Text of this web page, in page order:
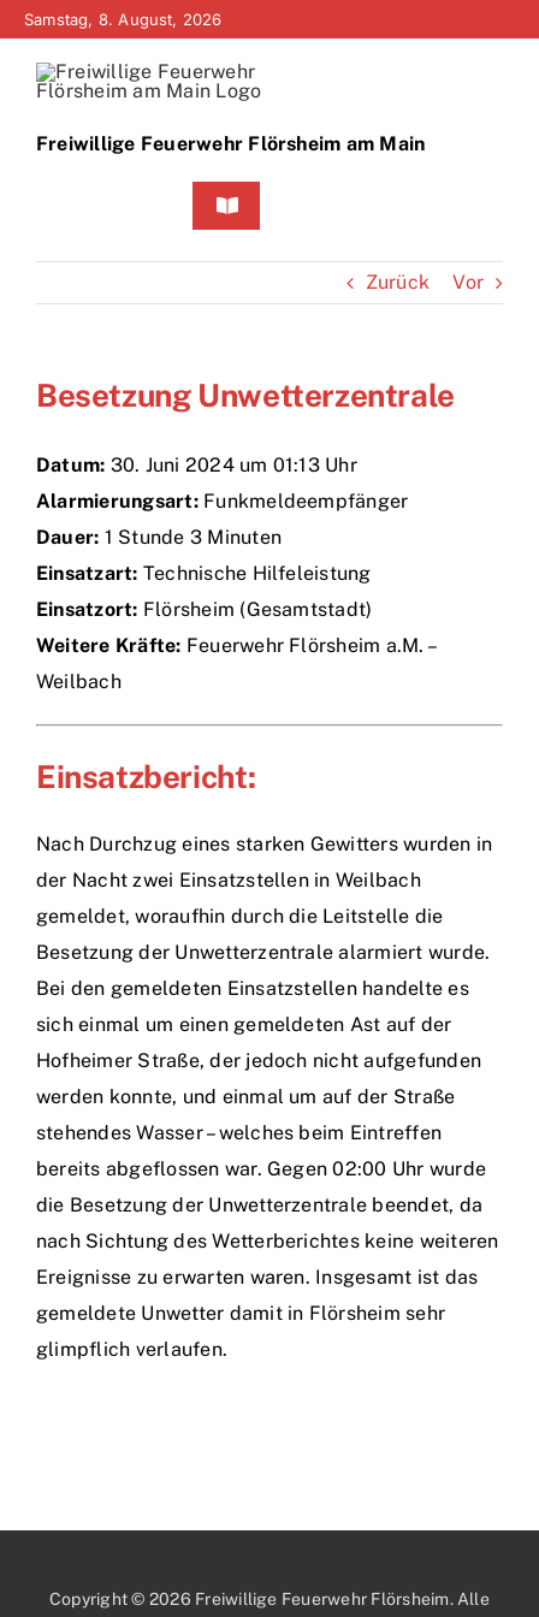
Zum
springen
Samstag, 8. August, 2026
Freiwillige Feuerwehr Flörsheim am Main
Toggle
Home
Bürgerinfo
Über uns
Technik
Zurück Vor
Besetzung Unwetterzentrale
Datum: 30. Juni 2024 um 01:13 Uhr
Alarmierungsart:Funkmeldeempfänger
Dauer: 1 Stunde 3 Minuten
Einsatzart: Technische Hilfeleistung
Einsatzort: Flörsheim (Gesamtstadt)
Weitere Kräfte: Feuerwehr Flörsheim a.M. –
Weilbach
Einsatzbericht:
Nach Durchzug eines starken Gewitters wurden in
der Nacht zwei Einsatzstellen in Weilbach
gemeldet, woraufhin durch die Leitstelle die
Besetzung der Unwetterzentrale alarmiert wurde.
Bei den gemeldeten Einsatzstellen handelte es
sich einmal um einen gemeldeten Ast auf der
Hofheimer Straße, der jedoch nicht aufgefunden
werden konnte, und einmal um auf der Straße
stehendes Wasser – welches beim Eintreffen
bereits abgeflossen war. Gegen 02:00 Uhr wurde
die Besetzung der Unwetterzentrale beendet, da
nach Sichtung des Wetterberichtes keine weiteren
Ereignisse zu erwarten waren. Insgesamt ist das
gemeldete Unwetter damit in Flörsheim sehr
glimpflich verlaufen.
Copyright © 2026 Freiwillige Feuerwehr Flörsheim. Alle